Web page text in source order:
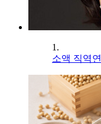
1.
소액 직역